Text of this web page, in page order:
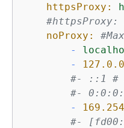
httpsProxy:
noProxy:
-
-
127.0 .0
#- ::1 #
#-
-
169.254
#-